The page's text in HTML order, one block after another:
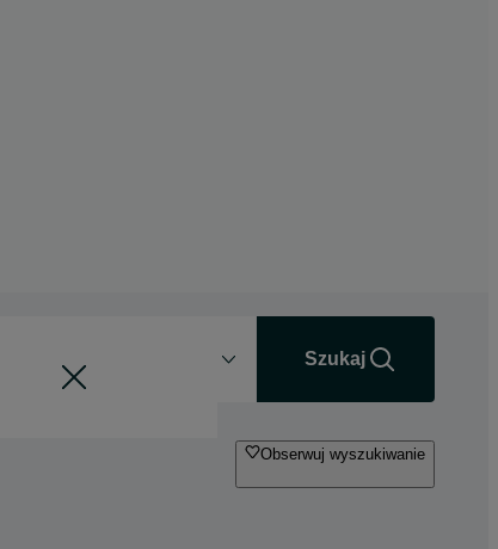
Szukaj
Obserwuj wyszukiwanie